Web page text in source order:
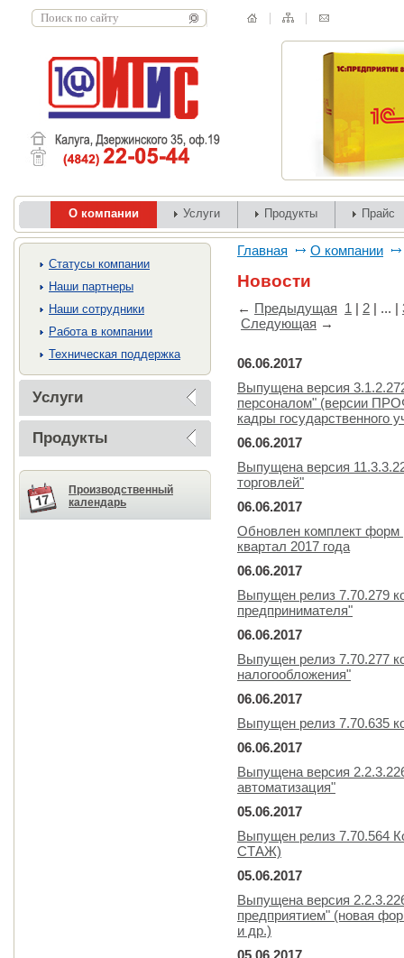
О компании Услуги Продукты Прайс
Cтатусы компании
Наши партнеры
Наши сотрудники
Работа в компании
Техническая поддержка
Услуги
Продукты
Производственный
календарь
Главная О компании
Новости
← Предыдущая 1 | 2 | ... |
Следующая →
06.06.2017
Выпущена версия
персоналом" (версии
кадры государственного
06.06.2017
Выпущена версия
торговлей"
06.06.2017
Обновлен комплект форм
квартал 2017 года
06.06.2017
Выпущен релиз 7.70.279
предпринимателя"
06.06.2017
Выпущен релиз 7.70.277
налогообложения"
06.06.2017
Выпущен релиз 7.70.635
06.06.2017
Выпущена версия
автоматизация"
05.06.2017
Выпущен релиз 7.70.564
СТАЖ)
05.06.2017
Выпущена версия
предприятием" (новая
и др.)
05.06.2017